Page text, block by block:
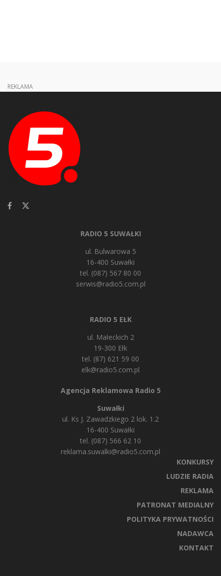
REKLAMA
RADIO 5 SUWAŁKI
ul. Bulwarowa 5
16-400 Suwałki
tel. (087) 567 80 00
serwis@radio5.com.pl
RADIO 5 EŁK
ul. Małeckich 2
19-300 Ełk
tel. (87) 621 59 00
elk@radio5.com.pl
Agencja Reklamowa Radio 5
Suwałki
ul. Ks J. Zawadzkiego 2 lok. 1.2
16-400 Suwałki
tel. (087) 566 62 10
reklama.suwalki@radio5.com.pl
KONKURSY
LUDZIE RADIA
REKLAMA
PATRONAT MEDIALNY
POLITYKA PRYWATNOŚCI
NADAWCA
KONTAKT